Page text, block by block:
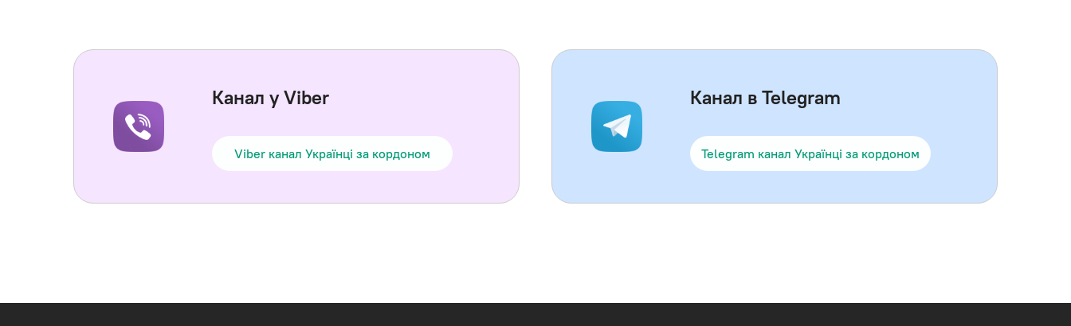
Канал в Telegram
Telegram канал Українці за кордоном
Канал у Viber
Viber канал Українці за кордоном